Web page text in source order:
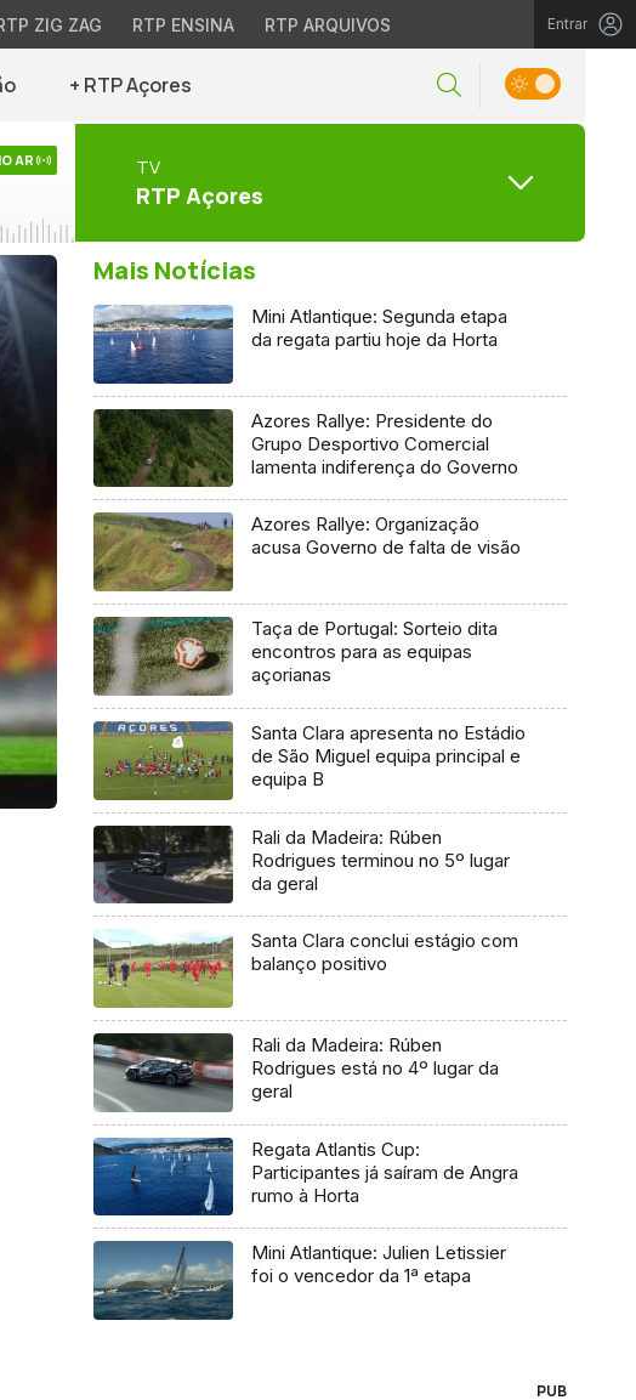
ZIG ZAG RTP ENSINA RTP ARQUIVOS Entrar
+ RTP Açores
AR TV
RTP Açores
Mais Notícias
Mini Atlantique: Segunda etapa
da regata partiu hoje da Horta
Azores Rallye: Presidente do
Grupo Desportivo Comercial
lamenta indiferença do Governo
Azores Rallye: Organização
acusa Governo de falta de visão
Taça de Portugal: Sorteio dita
encontros para as equipas
açorianas
Santa Clara apresenta no Estádio
de São Miguel equipa principal e
equipa B
Rali da Madeira: Rúben
Rodrigues terminou no 5º lugar
da geral
Santa Clara conclui estágio com
balanço positivo
Rali da Madeira: Rúben
Rodrigues está no 4º lugar da
geral
Regata Atlantis Cup:
Participantes já saíram de Angra
rumo à Horta
Mini Atlantique: Julien Letissier
foi o vencedor da 1ª etapa
PUB